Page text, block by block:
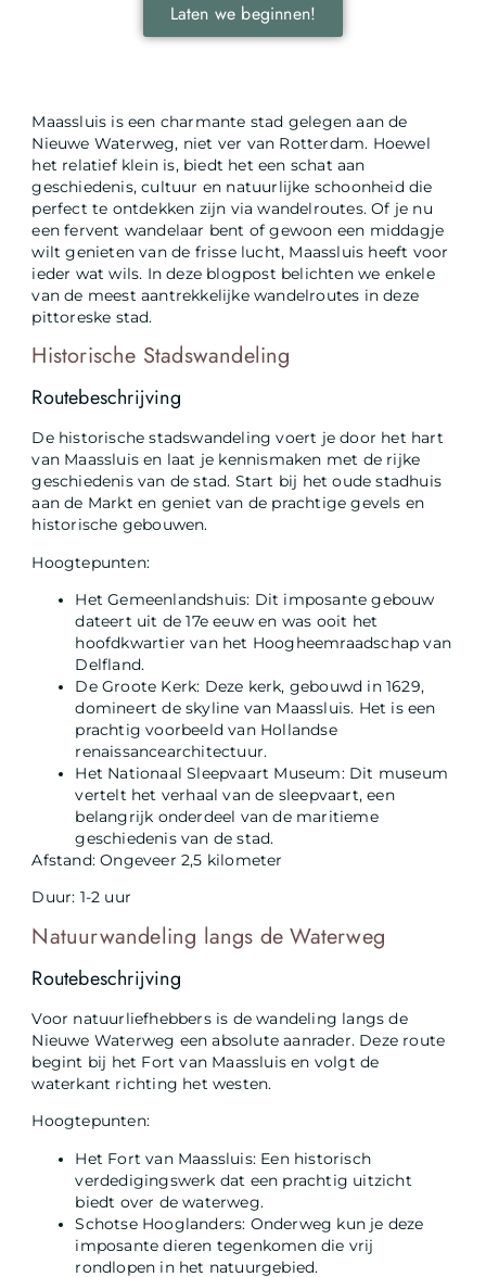
Maassluis is een charmante stad gelegen aan de
Nieuwe Waterweg, niet ver van Rotterdam. Hoewel
het relatief klein is, biedt het een schat aan
geschiedenis, cultuur en natuurlijke schoonheid die
perfect te ontdekken zijn via wandelroutes. Of je nu
een fervent wandelaar bent of gewoon een middagje
wilt genieten van de frisse lucht, Maassluis heeft voor
ieder wat wils. In deze blogpost belichten we enkele
van de meest aantrekkelijke wandelroutes in deze
pittoreske stad.
Historische Stadswandeling
Routebeschrijving
De historische stadswandeling voert je door het hart
van Maassluis en laat je kennismaken met de rijke
geschiedenis van de stad. Start bij het oude stadhuis
aan de Markt en geniet van de prachtige gevels en
historische gebouwen.
Hoogtepunten:
Het Gemeenlandshuis: Dit imposante gebouw
dateert uit de 17e eeuw en was ooit het
hoofdkwartier van het Hoogheemraadschap van
Delfland.
De Groote Kerk: Deze kerk, gebouwd in 1629,
domineert de skyline van Maassluis. Het is een
prachtig voorbeeld van Hollandse
renaissancearchitectuur.
Het Nationaal Sleepvaart Museum: Dit museum
vertelt het verhaal van de sleepvaart, een
belangrijk onderdeel van de maritieme
geschiedenis van de stad.
Afstand: Ongeveer 2,5 kilometer
Duur: 1-2 uur
Natuurwandeling langs de Waterweg
Routebeschrijving
Voor natuurliefhebbers is de wandeling langs de
Nieuwe Waterweg een absolute aanrader. Deze route
begint bij het Fort van Maassluis en volgt de
waterkant richting het westen.
Hoogtepunten:
Het Fort van Maassluis: Een historisch
verdedigingswerk dat een prachtig uitzicht
biedt over de waterweg.
Schotse Hooglanders: Onderweg kun je deze
imposante dieren tegenkomen die vrij
rondlopen in het natuurgebied.
Laten we beginnen!